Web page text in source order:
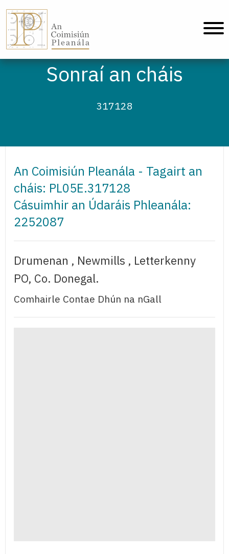
Sonraí an cháis
317128
An Coimisiún Pleanála - Tagairt an
cháis: PL05E.317128
Cásuimhir an Údaráis Phleanála:
2252087
Drumenan , Newmills , Letterkenny
PO, Co. Donegal.
Comhairle Contae Dhún na nGall